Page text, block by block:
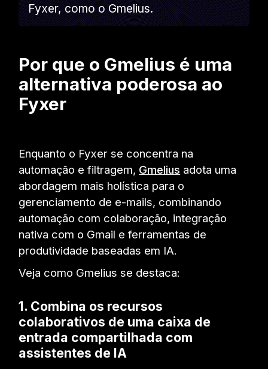
Fyxer, como o Gmelius.
Por que o Gmelius é uma
alternativa poderosa ao
Fyxer
Enquanto o Fyxer se concentra na
automação e filtragem, Gmelius adota uma
abordagem mais holística para o
gerenciamento de e-mails, combinando
automação com colaboração, integração
nativa com o Gmail e ferramentas de
produtividade baseadas em IA.
Veja como Gmelius se destaca:
1. Combina os recursos
colaborativos de uma caixa de
entrada compartilhada com
assistentes de IA